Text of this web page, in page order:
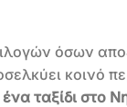
όσων
κοινό
ένα ταξίδι στο